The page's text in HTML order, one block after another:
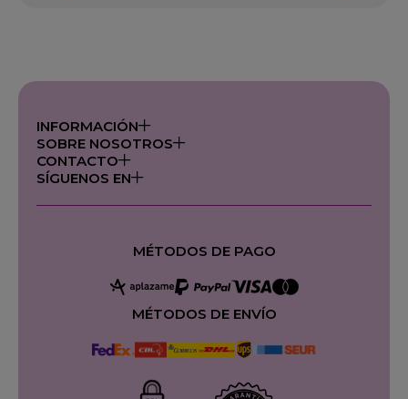
INFORMACIÓN
SOBRE NOSOTROS
CONTACTO
SÍGUENOS EN
MÉTODOS DE PAGO
MÉTODOS DE ENVÍO